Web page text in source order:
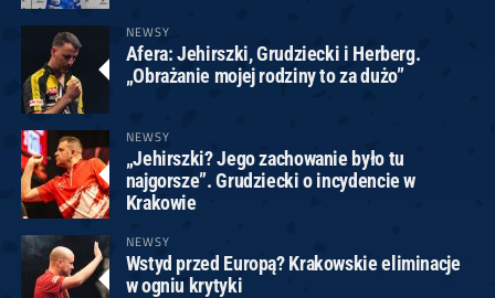
NEWSY
Afera: Jehirszki, Grudziecki i Herberg.
„Obrażanie mojej rodziny to za dużo”
NEWSY
„Jehirszki? Jego zachowanie było tu
najgorsze”. Grudziecki o incydencie w
Krakowie
NEWSY
Wstyd przed Europą? Krakowskie eliminacje
w ogniu krytyki